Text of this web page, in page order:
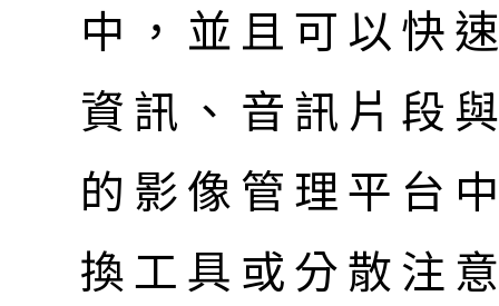
中，並且可以快
資訊、音訊片段
的影像管理平台
換工具或分散注